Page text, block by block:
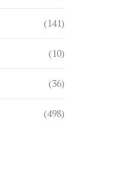
(141)
(10)
(36)
(498)